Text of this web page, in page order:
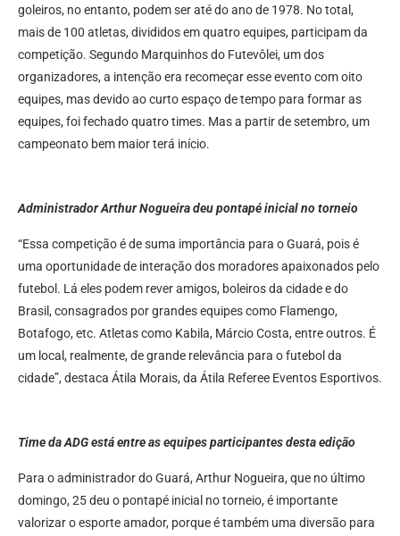
goleiros, no entanto, podem ser até do ano de 1978. No total,
mais de 100 atletas, divididos em quatro equipes, participam da
competição. Segundo Marquinhos do Futevôlei, um dos
organizadores, a intenção era recomeçar esse evento com oito
equipes, mas devido ao curto espaço de tempo para formar as
equipes, foi fechado quatro times. Mas a partir de setembro, um
campeonato bem maior terá início.
Administrador Arthur Nogueira deu pontapé inicial no torneio
“Essa competição é de suma importância para o Guará, pois é
uma oportunidade de interação dos moradores apaixonados pelo
futebol. Lá eles podem rever amigos, boleiros da cidade e do
Brasil, consagrados por grandes equipes como Flamengo,
Botafogo, etc. Atletas como Kabila, Márcio Costa, entre outros. É
um local, realmente, de grande relevância para o futebol da
cidade”, destaca Átila Morais, da Átila Referee Eventos Esportivos.
Time da ADG está entre as equipes participantes desta edição
Para o administrador do Guará, Arthur Nogueira, que no último
domingo, 25 deu o pontapé inicial no torneio, é importante
valorizar o esporte amador, porque é também uma diversão para